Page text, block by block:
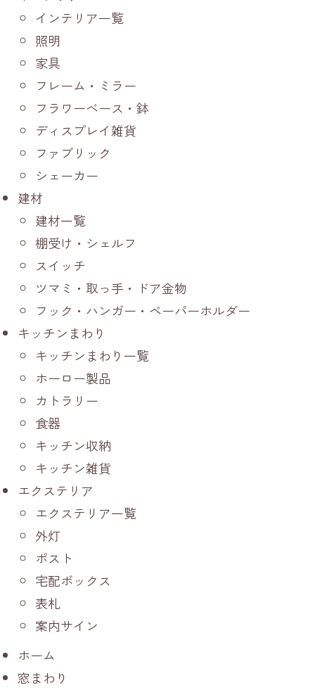
インテリア一覧
照明
家具
フレーム・ミラー
フラワーベース・鉢
ディスプレイ雑貨
ファブリック
シェーカー
建材
建材一覧
棚受け・シェルフ
スイッチ
ツマミ・取っ手・ドア金物
フック・ハンガー・ペーパーホルダー
キッチンまわり
キッチンまわり一覧
ホーロー製品
カトラリー
食器
キッチン収納
キッチン雑貨
エクステリア
エクステリア一覧
外灯
ポスト
宅配ボックス
表札
案内サイン
ホーム
窓まわり